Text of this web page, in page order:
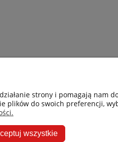
Facebook
Ceneo
strony i pomagają nam
plików do swoich preferencji,
wszystkie